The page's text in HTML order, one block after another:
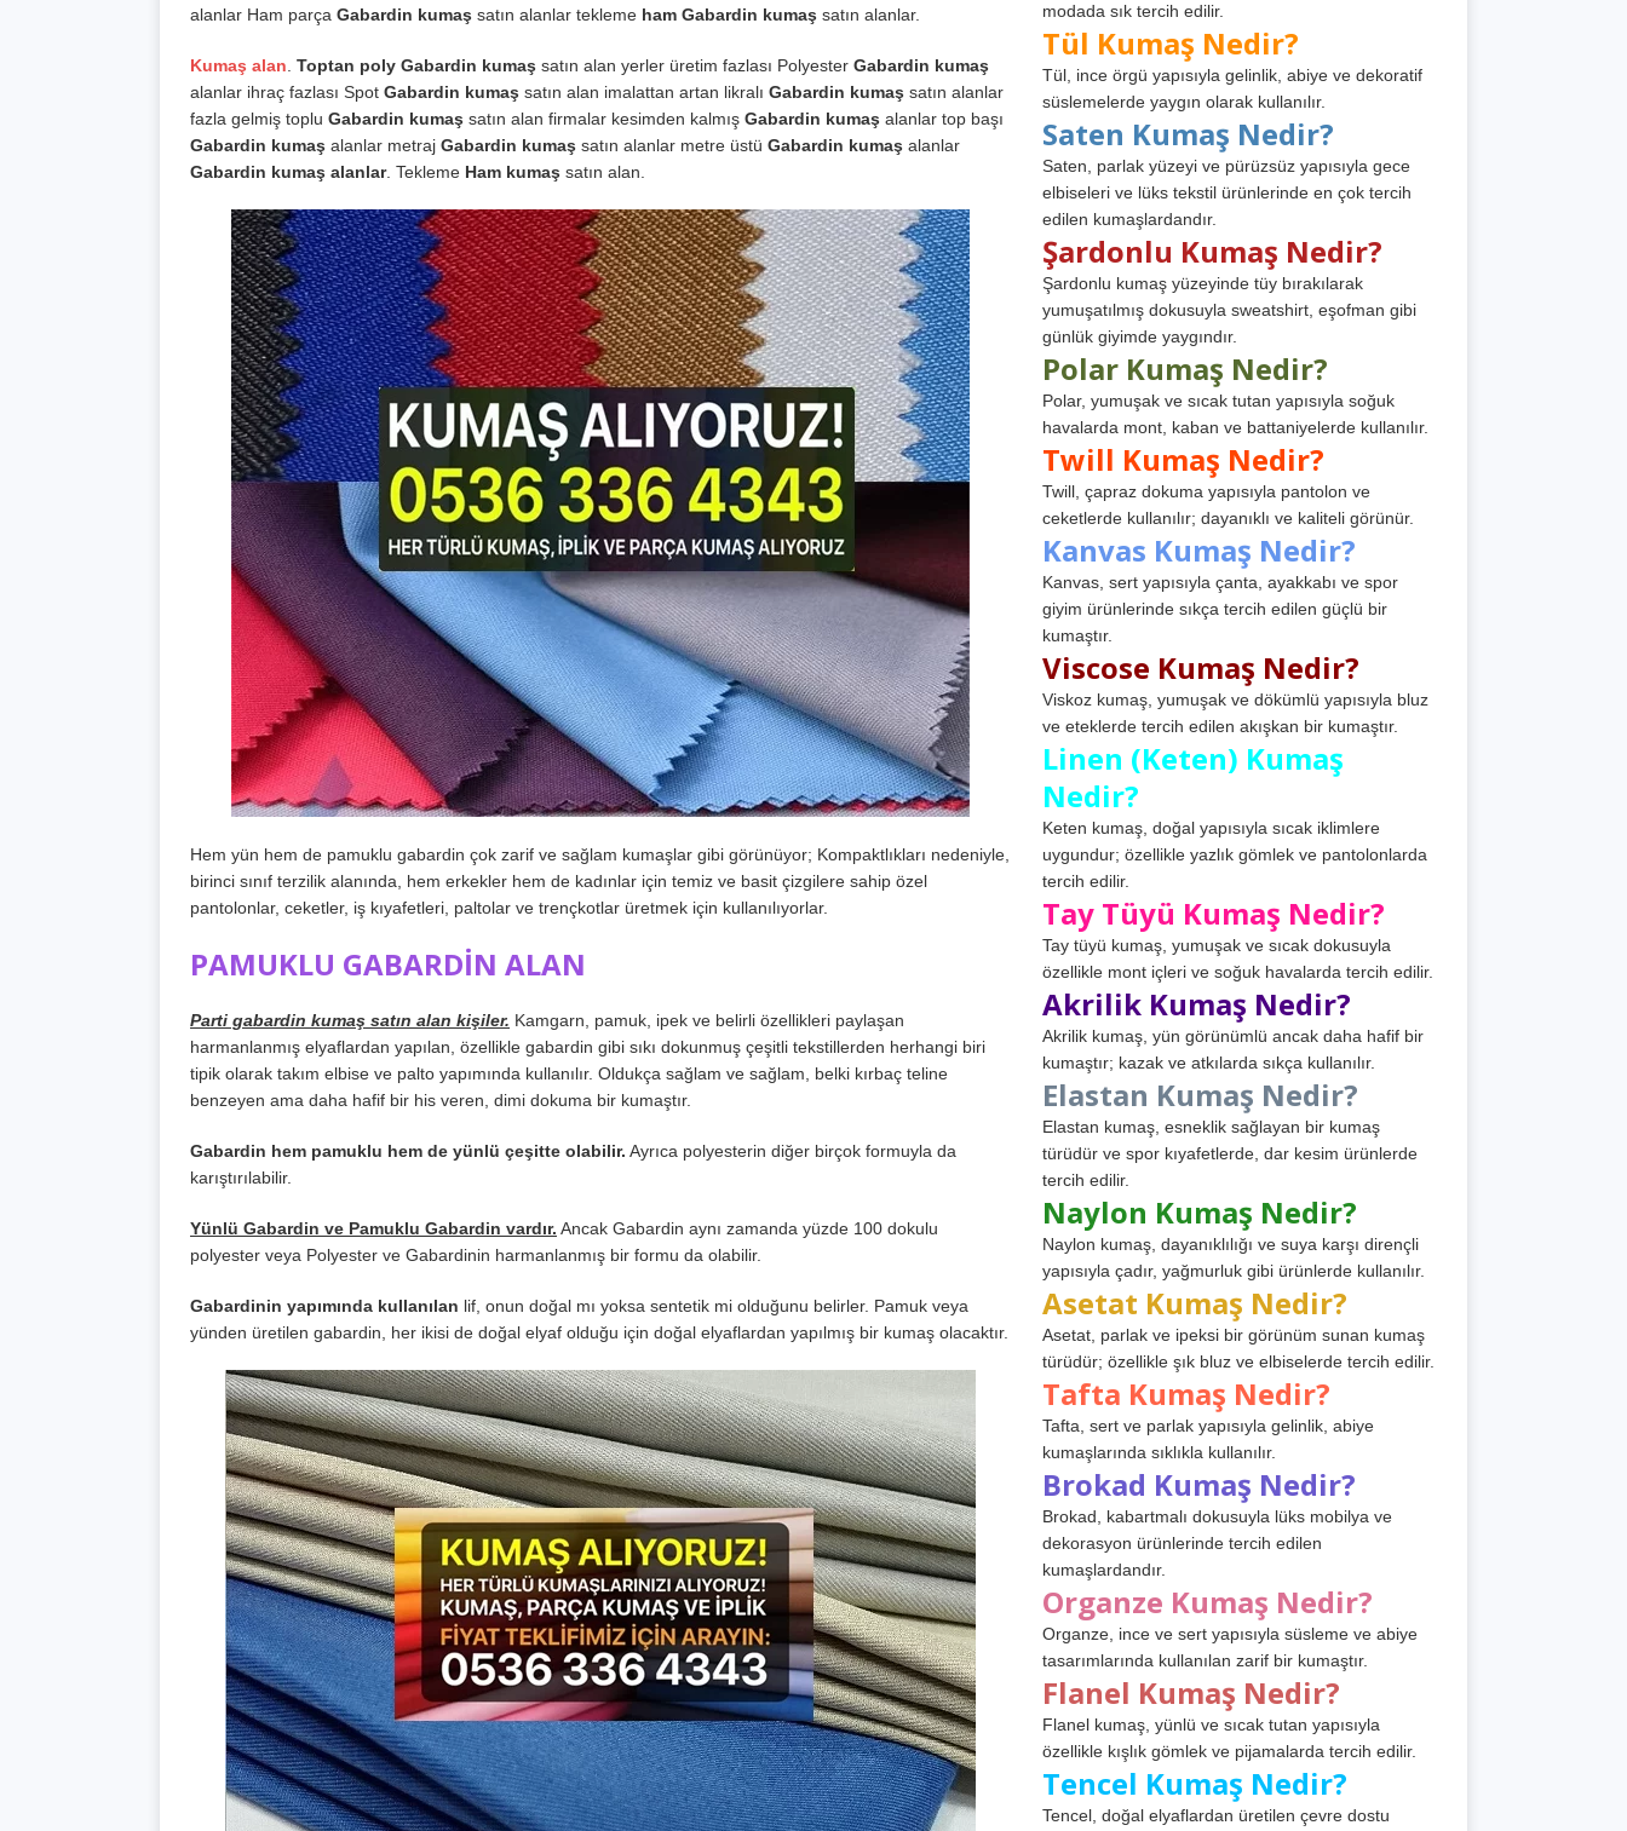
alanlar Ham parça Gabardin kumaş satın alanlar tekleme ham Gabardin kumaş satın alanlar.
Kumaş alan Toptan poly Gabardin kumaş satın alan yerler üretim fazlası Polyester Gabardin kumaş
alanlar ihraç fazlası Spot Gabardin kumaş satın alan imalattan artan likralı Gabardin kumaş satın alanlar
fazla gelmiş toplu Gabardin kumaş satın alan firmalar kesimden kalmış Gabardin kumaş alanlar top başı
Gabardin kumaş alanlar metraj Gabardin kumaş satın alanlar metre üstü Gabardin kumaş alanlar
Gabardin kumaş alanlar. Tekleme Ham kumaş satın alan.
Hem yün hem de pamuklu gabardin çok zarif ve sağlam kumaşlar gibi görünüyor; Kompaktlıkları nedeniyle,
birinci sınıf terzilik alanında, hem erkekler hem de kadınlar için temiz ve basit çizgilere sahip özel
pantolonlar, ceketler, iş kıyafetleri, paltolar ve trençkotlar üretmek için kullanılıyorlar.
PAMUKLU GABARDİN ALAN
Parti gabardin kumaş satın alan kişiler. Kamgarn, pamuk, ipek ve belirli özellikleri paylaşan
harmanlanmış elyaflardan yapılan, özellikle gabardin gibi sıkı dokunmuş çeşitli tekstillerden herhangi biri
tipik olarak takım elbise ve palto yapımında kullanılır. Oldukça sağlam ve sağlam, belki kırbaç teline
benzeyen ama daha hafif bir his veren, dimi dokuma bir kumaştır.
Gabardin hem pamuklu hem de yünlü çeşitte olabilir. Ayrıca polyesterin diğer birçok formuyla da
karıştırılabilir.
Yünlü Gabardin ve Pamuklu Gabardin vardır. Ancak Gabardin aynı zamanda yüzde 100 dokulu
polyester veya Polyester ve Gabardinin harmanlanmış bir formu da olabilir.
Gabardinin yapımında kullanılan lif, onun doğal mı yoksa sentetik mi olduğunu belirler. Pamuk veya
yünden üretilen gabardin, her ikisi de doğal elyaf olduğu için doğal elyaflardan yapılmış bir kumaş olacaktır.
modada sık tercih edilir.
Tül Kumaş Nedir?
Tül, ince örgü yapısıyla gelinlik, abiye ve dekoratif
süslemelerde yaygın olarak kullanılır.
Saten Kumaş Nedir?
Saten, parlak yüzeyi ve pürüzsüz yapısıyla gece
elbiseleri ve lüks tekstil ürünlerinde en çok tercih
edilen kumaşlardandır.
Şardonlu Kumaş Nedir?
Şardonlu kumaş yüzeyinde tüy bırakılarak
yumuşatılmış dokusuyla sweatshirt, eşofman gibi
günlük giyimde yaygındır.
Polar Kumaş Nedir?
Polar, yumuşak ve sıcak tutan yapısıyla soğuk
havalarda mont, kaban ve battaniyelerde kullanılır.
Twill Kumaş Nedir?
Twill, çapraz dokuma yapısıyla pantolon ve
ceketlerde kullanılır; dayanıklı ve kaliteli görünür.
Kanvas Kumaş Nedir?
Kanvas, sert yapısıyla çanta, ayakkabı ve spor
giyim ürünlerinde sıkça tercih edilen güçlü bir
kumaştır.
Viscose Kumaş Nedir?
Viskoz kumaş, yumuşak ve dökümlü yapısıyla bluz
ve eteklerde tercih edilen akışkan bir kumaştır.
Linen (Keten) Kumaş
Nedir?
Keten kumaş, doğal yapısıyla sıcak iklimlere
uygundur; özellikle yazlık gömlek ve pantolonlarda
tercih edilir.
Tay Tüyü Kumaş Nedir?
Tay tüyü kumaş, yumuşak ve sıcak dokusuyla
özellikle mont içleri ve soğuk havalarda tercih edilir.
Akrilik Kumaş Nedir?
Akrilik kumaş, yün görünümlü ancak daha hafif bir
kumaştır; kazak ve atkılarda sıkça kullanılır.
Elastan Kumaş Nedir?
Elastan kumaş, esneklik sağlayan bir kumaş
türüdür ve spor kıyafetlerde, dar kesim ürünlerde
tercih edilir.
Naylon Kumaş Nedir?
Naylon kumaş, dayanıklılığı ve suya karşı dirençli
yapısıyla çadır, yağmurluk gibi ürünlerde kullanılır.
Asetat Kumaş Nedir?
Asetat, parlak ve ipeksi bir görünüm sunan kumaş
türüdür; özellikle şık bluz ve elbiselerde tercih edilir.
Tafta Kumaş Nedir?
Tafta, sert ve parlak yapısıyla gelinlik, abiye
kumaşlarında sıklıkla kullanılır.
Brokad Kumaş Nedir?
Brokad, kabartmalı dokusuyla lüks mobilya ve
dekorasyon ürünlerinde tercih edilen
kumaşlardandır.
Organze Kumaş Nedir?
Organze, ince ve sert yapısıyla süsleme ve abiye
tasarımlarında kullanılan zarif bir kumaştır.
Flanel Kumaş Nedir?
Flanel kumaş, yünlü ve sıcak tutan yapısıyla
özellikle kışlık gömlek ve pijamalarda tercih edilir.
Tencel Kumaş Nedir?
Tencel, doğal elyaflardan üretilen çevre dostu